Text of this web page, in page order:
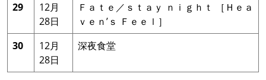
29
12月
28日
Ｆａｔｅ／ｓｔａｙ ｎｉｇｈｔ ［Ｈｅａ
ｖｅｎ’ｓ Ｆｅｅｌ］
30
12月
28日
深夜食堂